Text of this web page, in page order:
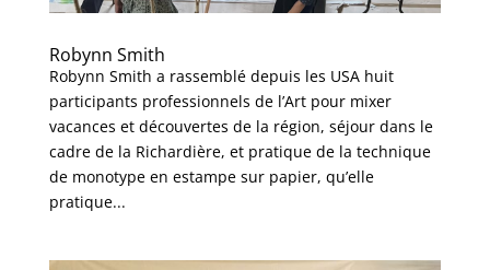
Robynn Smith
Robynn Smith a rassemblé depuis les USA huit
participants professionnels de l’Art pour mixer
vacances et découvertes de la région, séjour dans le
cadre de la Richardière, et pratique de la technique
de monotype en estampe sur papier, qu’elle
pratique...